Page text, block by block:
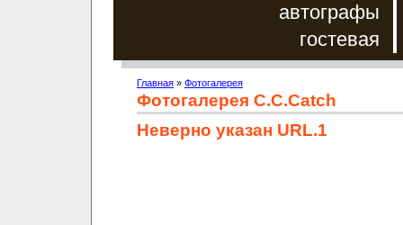
автографы
гостевая
Главная » Фотогалерея
Фотогалерея C.C.Catch
Неверно указан URL.1